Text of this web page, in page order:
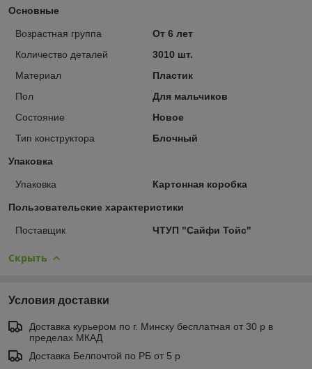
Основные
Возрастная группа
От 6 лет
Количество деталей
3010 шт.
Материал
Пластик
Пол
Для мальчиков
Состояние
Новое
Тип конструктора
Блочный
Упаковка
Упаковка Картонная коробка
Пользовательские характеристики
Поставщик ЧТУП "Сайфи Тойс"
Скрыть
Условия доставки
Доставка курьером по г. Минску бесплатная от 30 р в
пределах МКАД
Доставка Белпочтой по РБ от 5 р